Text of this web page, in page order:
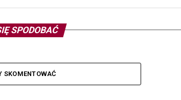
SPODOBAĆ
SKOMENTOWAĆ